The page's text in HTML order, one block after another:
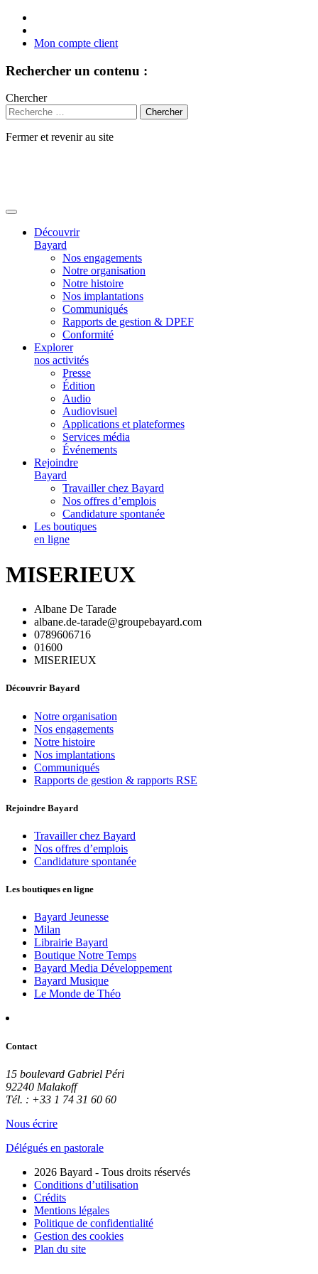
Mon compte client
Rechercher un contenu :
Chercher
Fermer et revenir au site
Découvrir
Bayard
Nos engagements
Notre organisation
Notre histoire
Nos implantations
Communiqués
Rapports de gestion & DPEF
Conformité
Explorer
nos activités
Presse
Édition
Audio
Audiovisuel
Applications et plateformes
Services média
Événements
Rejoindre
Bayard
Travailler chez Bayard
Nos offres d’emplois
Candidature spontanée
Les boutiques
en ligne
MISERIEUX
Albane De Tarade
albane.de-tarade@groupebayard.com
0789606716
01600
MISERIEUX
Découvrir Bayard
Notre organisation
Nos engagements
Notre histoire
Nos implantations
Communiqués
Rapports de gestion & rapports RSE
Rejoindre Bayard
Travailler chez Bayard
Nos offres d’emplois
Candidature spontanée
Les boutiques en ligne
Bayard Jeunesse
Milan
Librairie Bayard
Boutique Notre Temps
Bayard Media Développement
Bayard Musique
Le Monde de Théo
Contact
15 boulevard Gabriel Péri
92240 Malakoff
Tél. : +33 1 74 31 60 60
Nous écrire
Délégués en pastorale
2026 Bayard - Tous droits réservés
Conditions d’utilisation
Crédits
Mentions légales
Politique de confidentialité
Gestion des cookies
Plan du site